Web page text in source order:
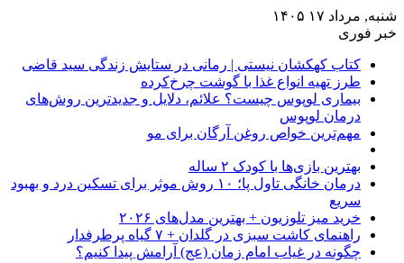
شنبه, مرداد ۱۷ ۱۴۰۵
خبر فوری
کتاب کهکشان نیستی | رمانی در ستایش زندگی سید قاضی
طرز تهیه انواع غذا با گوشت چرخ‌کرده
بیماری لوپوس چیست؟ علائم، دلایل و جدیدترین روش‌های
درمان لوپوس
مهم‌ترین خواص روغن آرگان برای مو
بهترین بازی‌ها با کودک ۲ ساله
درمان خانگی تاول پا؛ ۱۰ روش موثر برای تسکین درد و بهبود
سریع
خرید میز تلوزیون + بهترین مدل‌های ۲۰۲۶
راهنمای کاشت سبزی در گلدان + ۷ گیاه پرطرفدار
چگونه در غیاب امام زمان (عج) آرامش پیدا کنیم؟